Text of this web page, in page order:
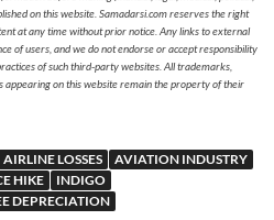
on this website. Samadarsi.com reserves the right
at any time without prior notice. Any links to external
of users, and we do not endorse or accept responsibility
of such third-party websites. All trademarks,
appearing on this website remain the property of their
AIRLINE LOSSES
AVIATION INDUSTRY
HIKE
INDIGO
DEPRECIATION